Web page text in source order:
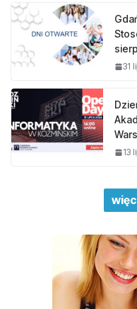
31
13